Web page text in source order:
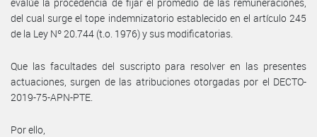
del cual surge el tope indemnizatorio establecido en el artículo 245
de la Ley Nº 20.744 (t.o. 1976) y sus modificatorias.
Que las facultades del suscripto para resolver en las presentes
actuaciones, surgen de las atribuciones otorgadas por el DECTO-
2019-75-APN-PTE.
Por ello,